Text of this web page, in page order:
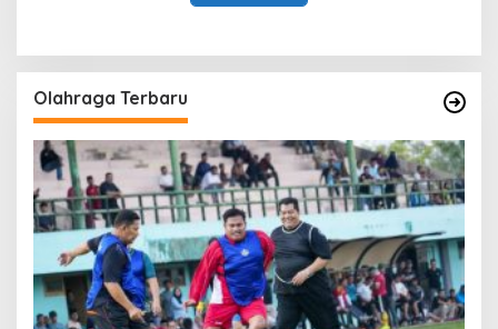
Olahraga Terbaru